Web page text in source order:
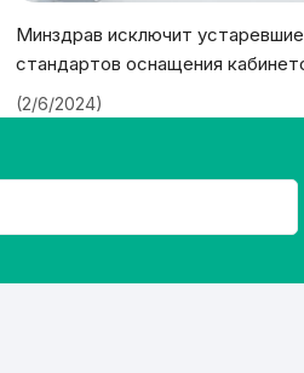
Минздрав исключит
стандартов оснащения
(2/6/2024)